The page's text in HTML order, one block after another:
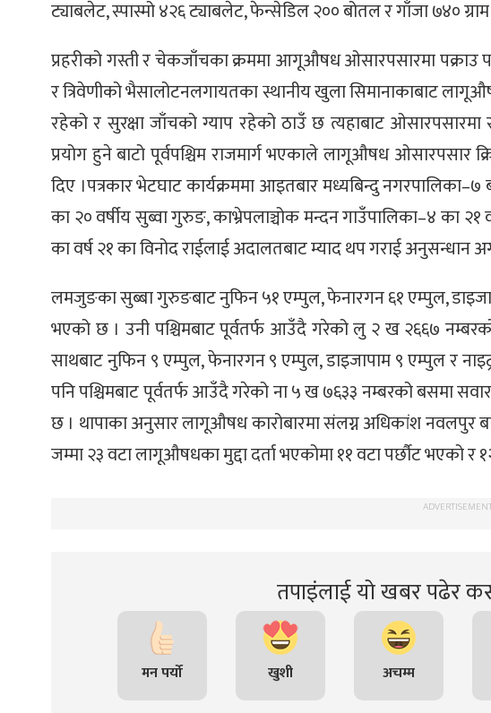
ट्याबलेट, स्पास्मो ४२६ ट्याबलेट, फेन्सेडिल २०० बोतल र गाँजा ७४०
प्रहरीको गस्ती र चेकजाँचका क्रममा आगूऔषध ओसारपसारमा पक्राउ
र त्रिवेणीको भैसालोटनलगायतका स्थानीय खुला सिमानाकाबाट
रहेको र सुरक्षा जाँचको ग्याप रहेको ठाउँ छ त्यहाबाट
प्रयोग हुने बाटो पूर्वपश्चिम राजमार्ग भएकाले लागूऔषध
दिए ।पत्रकार भेटघाट कार्यक्रममा आइतबार मध्यबिन्दु
का २० वर्षीय सुब्वा गुरुङ, काभ्रेपलाञ्चोक मन्दन गाउँपालिका–४ का
का वर्ष २१ का विनोद राईलाई अदालतबाट म्याद थप गराई अनुसन्धान
लमजुङका सुब्बा गुरुङबाट नुफिन ५१ एम्पुल, फेनारगन ६१ एम्पुल,
भएको छ । उनी पश्चिमबाट पूर्वतर्फ आउँदै गरेको लु २ ख २६६७
साथबाट नुफिन ९ एम्पुल, फेनारगन ९ एम्पुल, डाइजापाम ९ एम्पुल र
पनि पश्चिमबाट पूर्वतर्फ आउँदै गरेको ना ५ ख ७६३३ नम्बरको बसमा
छ । थापाका अनुसार लागूऔषध कारोबारमा संलग्न अधिकांश नवलपुर
जम्मा २३ वटा लागूऔषधका मुद्दा दर्ता भएकोमा ११ वटा पर्छौट भएको
तपाइंलाई यो खबर पढेर
मन पर्यो खुशी अचम्म